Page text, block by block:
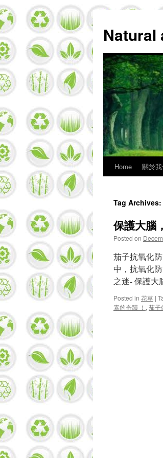
Natural
Skip
content
Home 關於
Tag Archives:
保護大腦
Posted on
茄子抗氧化
中，抗氧化
之迷- 保護大
Posted in 花草 |
素的奇蹟 ！ , 茄子